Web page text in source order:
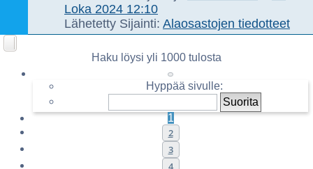
Loka 2024 12:10
Lähetetty Sijainti: Alaosastojen tiedotteet
Haku löysi yli 1000 tulosta
Sivu 1/
Hyppää sivulle:
1
2
3
4